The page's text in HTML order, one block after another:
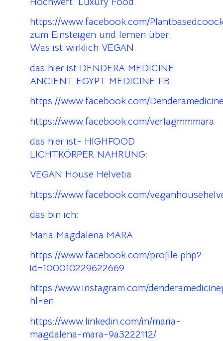
https://www.facebook.com/
zum Einsteigen und lernen über;
Was ist wirklich VEGAN.
das hier ist DENDERA MEDICINE
ANCIENT EGYPT MEDICINE FB
https://www.facebook.com/
https://www.facebook.com/verlagmmmara
das hier ist- HIGHFOOD
LICHTKÖRPER NAHRUNG:
VEGAN House Helvetia
https://www.facebook.com/
das bin ich:
Maria Magdalena MARA
https://www.facebook.com/profile.php?
id=100010229622669
https:/www.instagram.com/
hl=en
https://www.linkedin.com/in/maria-
magdalena-mara-9a3222112/